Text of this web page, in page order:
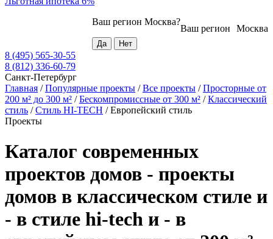
Москва
Ваш регион
Ваш регион Москва?
8 (495) 565-30-55
8 (812) 336-60-79
Санкт-Петербург
Главная /Популярные проекты /Все проекты /Просторные от
200 м² до 300 м² /Бескомпромиссные от 300 м² /Классический
стиль /Стиль HI-TECH /Европейский стиль
Проекты
Каталог современных
проектов домов - проекты
домов в классическом стиле и
- в стиле hi-tech и - в